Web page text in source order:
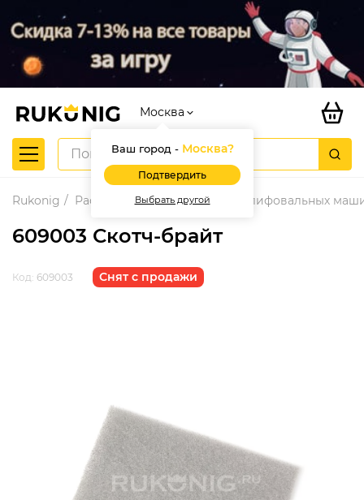
Москва
Ваш город - Москва?
Подтвердить
Выбрать другой
Rukonig Расходные материалы для шлифовальных
609003 Скотч-брайт
Код: 609003 Снят с продажи